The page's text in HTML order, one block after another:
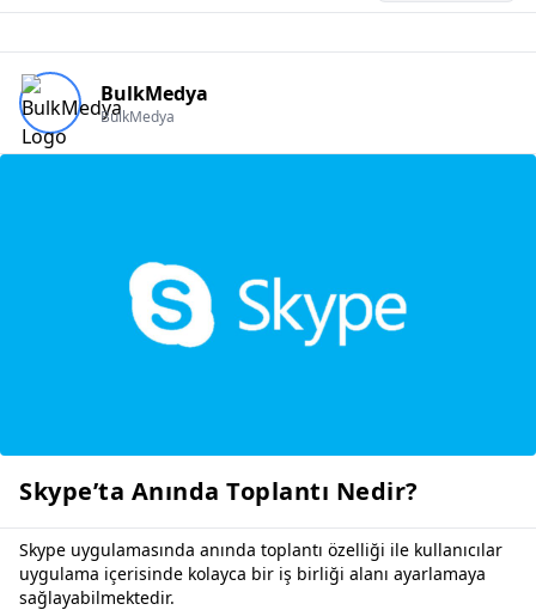
BulkMedya
BulkMedya
Skype’ta Anında Toplantı Nedir?
Skype uygulamasında anında toplantı özelliği ile kullanıcılar
uygulama içerisinde kolayca bir iş birliği alanı ayarlamaya
sağlayabilmektedir.